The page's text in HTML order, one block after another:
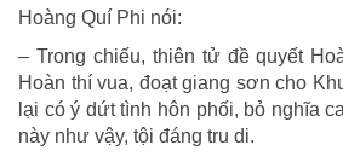
Hoàng Quí Phi nói:
– Trong chiếu, thiên tử đề quyết
Hoàn thí vua, đoạt giang sơn cho
lại có ý dứt tình hôn phối, bỏ nghĩa
này như vậy, tội đáng tru di.